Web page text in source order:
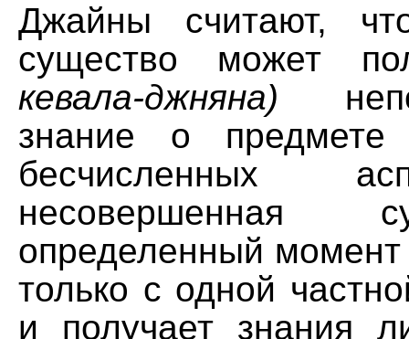
Джайны считают,
существо может
кевала-джняна)
знание о
бесчисленных
несовершенная
определенный момент
только с одной
и получает знания